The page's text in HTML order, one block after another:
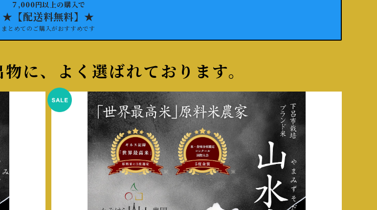
７,000円以上の購入で
★【配送料無料】★
まとめてのご購入がおすすめです
に、よく選ばれております。